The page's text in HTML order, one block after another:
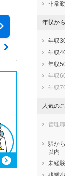
非常
年収か
年収
年収
年収
年収
年収
人気の
管理
駅か
以内
未経